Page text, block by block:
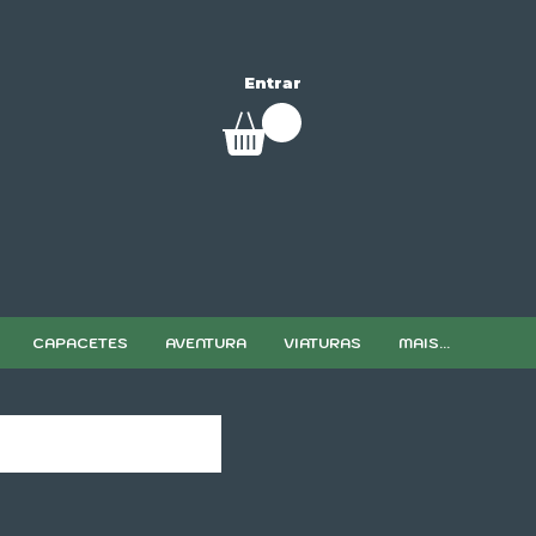
Entrar
CAPACETES AVENTURA VIATURAS MAIS...